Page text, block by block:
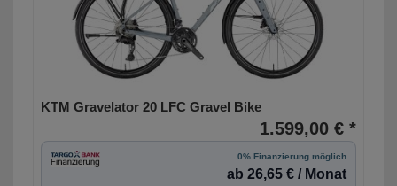
KTM Gravelator 20 LFC Gravel Bike
1.599,00 € *
0% Finanzierung möglich
ab 26,65 € / Monat